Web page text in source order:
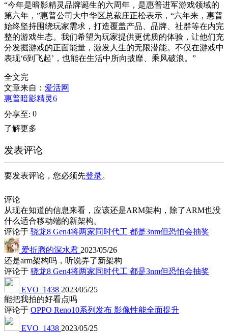
“今年是暗影精灵品牌诞生的六周年，是惠普进军游戏领域的
第六年，”惠普公司大中华区总裁庄正松表示，“六年来，惠普
始终坚持围绕玩家需求，打造覆盖产品、品牌、社群等在内完
整的游戏生态。我们希望为玩家提供更优质的体验，让他们充
分发掘游戏的正面能量，激发人生的无限潜能。不仅在游戏中
表现‘6到飞起’，也能在生活中所向披靡、乘风破浪。”
全文完
文章来自： 爱活网
惠普暗影精灵6
分享至: 0
了解更多
发表评论
要发表评论，您必须先登录。
评论
从现在知道的信息来看，应该还是ARM架构，除了ARM也没
什么适合移动端的新架构。
评论于 骁龙8 Gen4将两家同时代工 都是3nm但恐怕会抽奖
爱折腾的深水君 2023/05/26
还是arm架构吗，听说弄了新架构
评论于 骁龙8 Gen4将两家同时代工 都是3nm但恐怕会抽奖
EVO_1438 2023/05/25
能把我拍的好看点吗
评论于 OPPO Reno10系列发布 影像性能全面提升
EVO_1438 2023/05/25